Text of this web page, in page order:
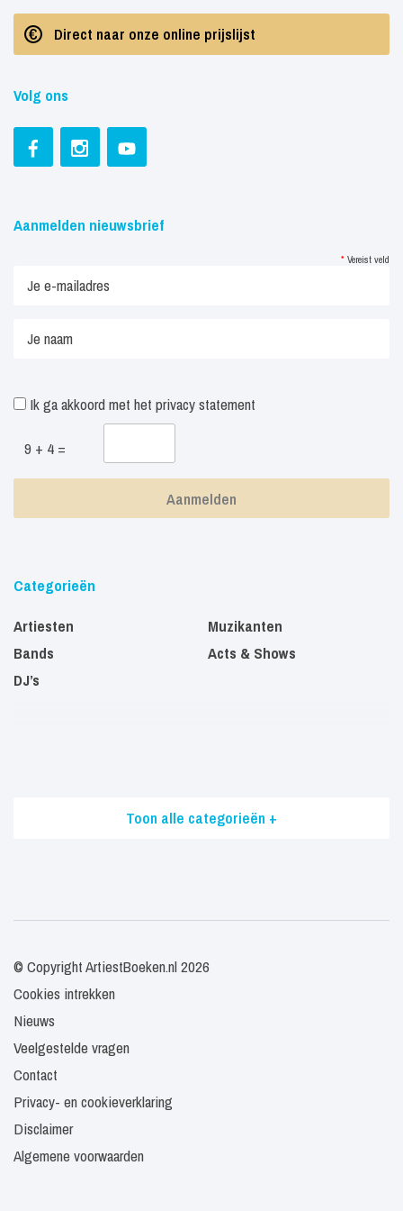
Direct naar onze online prijslijst
Volg ons
Aanmelden nieuwsbrief
* Vereist veld
Ik ga akkoord met het privacy statement
9 + 4 =
Categorieën
Artiesten
Bands
DJ’s
Muzikanten
Acts & Shows
Toon alle categorieën +
© Copyright ArtiestBoeken.nl 2026
Cookies intrekken
Nieuws
Veelgestelde vragen
Contact
Privacy- en cookieverklaring
Disclaimer
Algemene voorwaarden